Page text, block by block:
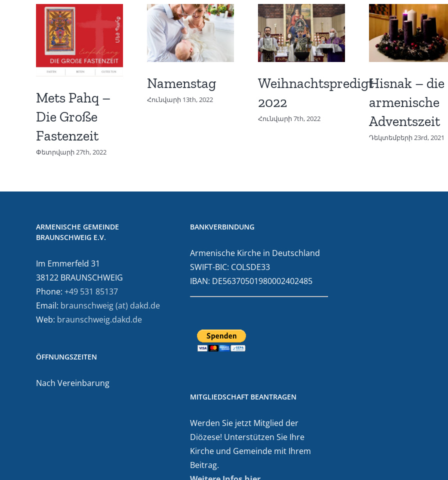
Mets Pahq –
Die Große
Fastenzeit
Փետրվարի 27th, 2022
Namenstag
Հունվարի 13th, 2022
Weihnachtspredigt
2022
Հունվարի 7th, 2022
Hisnak – die
armenische
Adventszeit
Դեկտեմբերի 23rd, 2021
ARMENISCHE GEMEINDE
BRAUNSCHWEIG E.V.
Im Emmerfeld 31
38122 BRAUNSCHWEIG
Phone: +49 531 85137
Email: braunschweig (at) dakd.de
Web: braunschweig.dakd.de
ÖFFNUNGSZEITEN
Nach Vereinbarung
BANKVERBINDUNG
Armenische Kirche in Deutschland
SWIFT-BIC: COLSDE33
IBAN: DE56370501980002402485
MITGLIEDSCHAFT BEANTRAGEN
Werden Sie jetzt Mitglied der
Diözese! Unterstützen Sie Ihre
Kirche und Gemeinde mit Ihrem
Beitrag.